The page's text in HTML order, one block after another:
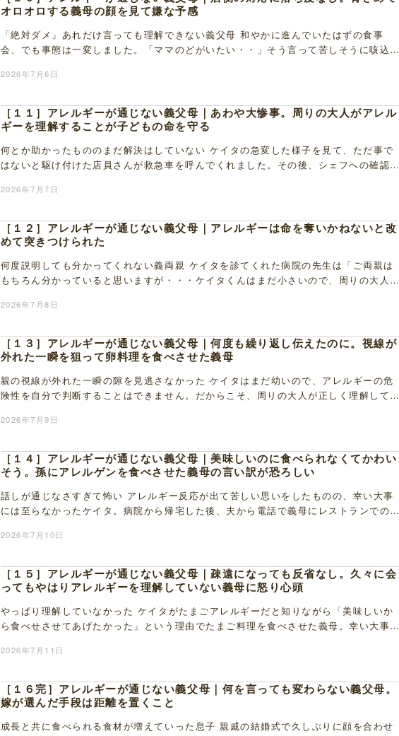
オロオロする義母の顔を見て嫌な予感
「絶対ダメ」あれだけ言っても理解できない義父母 和やかに進んでいたはずの食事
会、でも事態は一変しました。「ママのどがいたい・・」そう言って苦しそうに咳込む
2026年7月6日
［１１］アレルギーが通じない義父母｜あわや大惨事。周りの大人がアレル
ギーを理解することが子どもの命を守る
何とか助かったもののまだ解決はしていない ケイタの急変した様子を見て、ただ事で
はないと駆け付けた店員さんが救急車を呼んでくれました。その後、シェフへの確認で
2026年7月7日
［１２］アレルギーが通じない義父母｜アレルギーは命を奪いかねないと改
めて突きつけられた
何度説明しても分かってくれない義両親 ケイタを診てくれた病院の先生は「ご両親は
もちろん分かっていると思いますが・・・ケイタくんはまだ小さいので、周りの大人が
2026年7月8日
［１３］アレルギーが通じない義父母｜何度も繰り返し伝えたのに。視線が
外れた一瞬を狙って卵料理を食べさせた義母
親の視線が外れた一瞬の隙を見逃さなかった ケイタはまだ幼いので、アレルギーの危
険性を自分で判断することはできません。だからこそ、周りの大人が正しく理解して、
2026年7月9日
［１４］アレルギーが通じない義父母｜美味しいのに食べられなくてかわい
そう。孫にアレルゲンを食べさせた義母の言い訳が恐ろしい
話しが通じなさすぎて怖い アレルギー反応が出て苦しい思いをしたものの、幸い大事
には至らなかったケイタ。病院から帰宅した後、夫から電話で義母にレストランでのこ
2026年7月10日
［１５］アレルギーが通じない義父母｜疎遠になっても反省なし。久々に会
ってもやはりアレルギーを理解していない義母に怒り心頭
やっぱり理解していなかった ケイタがたまごアレルギーだと知りながら「美味しいか
ら食べせさせてあげたかった」という理由でたまご料理を食べさせた義母。幸い大事に
2026年7月11日
［１６完］アレルギーが通じない義父母｜何を言っても変わらない義父母。
嫁が選んだ手段は距離を置くこと
成長と共に食べられる食材が増えていった息子 親戚の結婚式で久しぶりに顔を合わせ